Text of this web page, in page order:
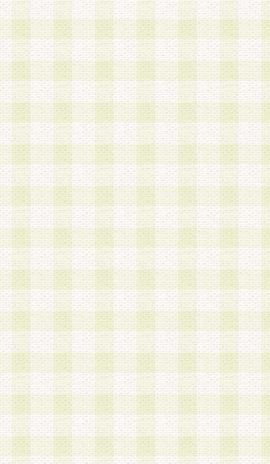
c.会員からの電話、メール等の問い合わせなどへ
d.その他これらに付随する業務
2.当社は、会員個人を識別することのできる情報
会員情報を本人の承諾なく第三者に開示すること
人を識別できる情報について第三者に開示または
社は事前に会員本人の同意を得るものとします。
3.前項の定めに拘わらず、当社は、以下の目的に
意を 得ることなく、会員個人を識別できる情報
づき選定した委託業者に対して当社の責任におい
できるものとします。な お、当社は、当該委託
契約を締結しこれを遵守させるとともに、本規約
の注意をもって当該情報を使用させるものとし ま
a.本サービスに係る謝礼、景品、調査サンプル品
b.会員からの電話、メール等の問い合わせなどへ
c.モバイルリサーチ、またはグループ形式による
実施もしくは運営
d.その他これらに付随する業務
4.会員は、住所、電話番号その他の登録情報につ
合は、速やかに当社所定の変更手続きを行うもの
5.当社は、必要と認めた場合、会員に対して、電
手段により登録情報の対象者が会員登録者本人で
の内容が正確であること、アンケートの回答内容
うことができるものとます。
6.会員は、会員登録後当社が定期的に行う登録情
して、当社指定の期間内に更新手続きを行うもの
該期間内に更新手続きを行わない場合、その時点
発行したポイントは失効されるものとします。